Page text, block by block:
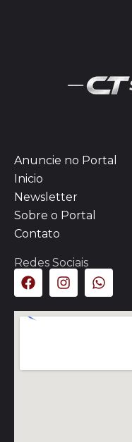
Anuncie no Portal
Inicio
Newsletter
Sobre o Portal
Contato
Redes Sociais